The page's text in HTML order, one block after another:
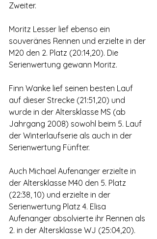
Zweiter.
Moritz Lesser lief ebenso ein
souveränes Rennen und erzielte in der
M20 den 2. Platz (20:14,20). Die
Serienwertung gewann Moritz.
Finn Wanke lief seinen besten Lauf
auf dieser Strecke (21:51,20) und
wurde in der Altersklasse MS (ab
Jahrgang 2008) sowohl beim 5. Lauf
der Winterlaufserie als auch in der
Serienwertung Fünfter.
Auch Michael Aufenanger erzielte in
der Altersklasse M40 den 5. Platz
(22:38, 10) und erzielte in der
Serienwertung Platz 4. Elisa
Aufenanger absolvierte ihr Rennen als
2. in der Altersklasse WJ (25:04,20).